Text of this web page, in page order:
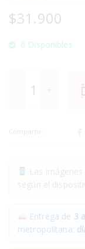
$31.900
6 Disponibles
Compartir:
Entrega de 3
metropolitana: